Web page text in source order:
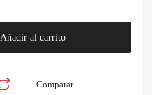
Añadir al carrito
Comparar